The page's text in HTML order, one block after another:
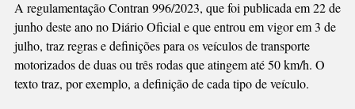
A regulamentação Contran 996/2023, que foi publicada em 22 de
junho deste ano no Diário Oficial e que entrou em vigor em 3 de
julho, traz regras e definições para os veículos de transporte
motorizados de duas ou três rodas que atingem até 50 km/h. O
texto traz, por exemplo, a definição de cada tipo de veículo.